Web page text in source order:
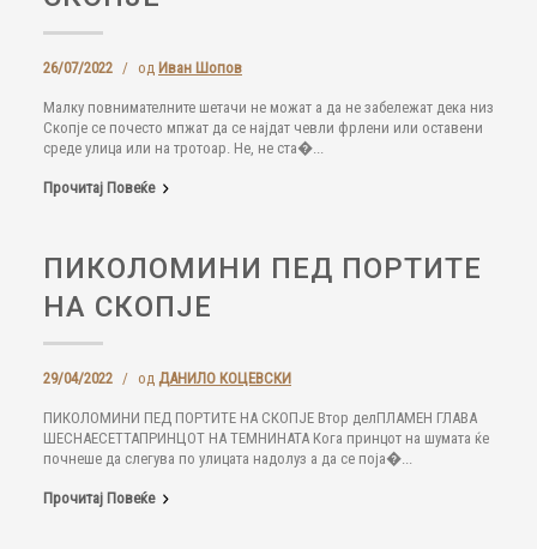
26/07/2022 / од Иван Шопов
Малку повнимателните шетачи не можат а да не забележат дека низ
Скопје се почесто мпжат да се најдат чевли фрлени или оставени
среде улица или на тротоар. Не, не ста�...
Прочитај Повеќе
ПИКОЛОМИНИ ПЕД ПОРТИТЕ
НА СКОПЈЕ
29/04/2022 / од ДАНИЛО КОЦЕВСКИ
ПИКОЛОМИНИ ПЕД ПОРТИТЕ НА СКОПЈЕ Втор делПЛАМЕН ГЛАВА
ШЕСНАЕСЕТТАПРИНЦОТ НА ТЕМНИНАТА Кога принцот на шумата ќе
почнеше да слегува по улицата надолуз а да се поја�...
Прочитај Повеќе